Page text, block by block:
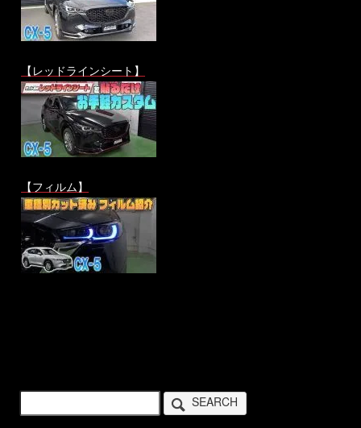
【レッドラインシート】
【フィルム】
SEARCH